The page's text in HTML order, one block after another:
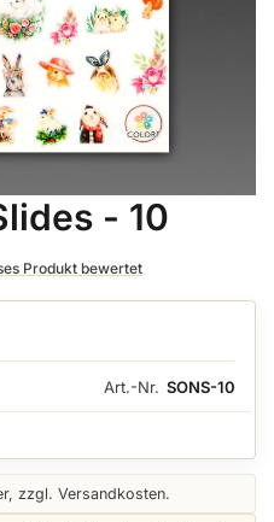
anzeigen
- 10
Produkt bewertet
Art.-Nr. SONS-10
zzgl. Versandkosten.